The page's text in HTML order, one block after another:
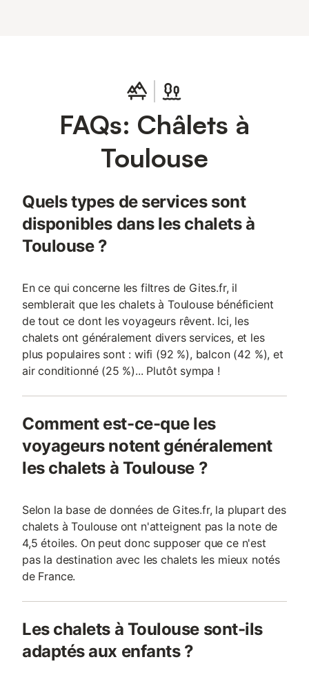
FAQs: Châlets à
Toulouse
Quels types de services sont
disponibles dans les chalets à
Toulouse ?
En ce qui concerne les filtres de Gites.fr, il
semblerait que les chalets à Toulouse bénéficient
de tout ce dont les voyageurs rêvent. Ici, les
chalets ont généralement divers services, et les
plus populaires sont : wifi (92 %), balcon (42 %), et
air conditionné (25 %)... Plutôt sympa !
Comment est-ce-que les
voyageurs notent généralement
les chalets à Toulouse ?
Selon la base de données de Gites.fr, la plupart des
chalets à Toulouse ont n'atteignent pas la note de
4,5 étoiles. On peut donc supposer que ce n'est
pas la destination avec les chalets les mieux notés
de France.
Les chalets à Toulouse sont-ils
adaptés aux enfants ?